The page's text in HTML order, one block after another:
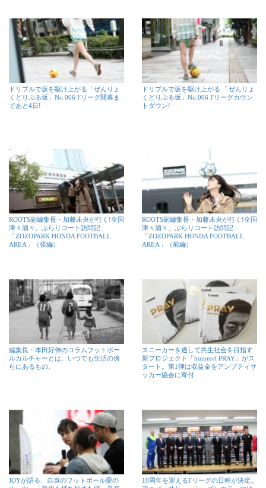
ドリブルで坂を駆け上がる「ぜんりょ
くどりぶる坂」No.006 Fリーグ開幕ま
であと4日!
ドリブルで坂を駆け上がる 「ぜんりょ
くどりぶる坂」No.006 Fリーグカウン
トダウン!
ROOTS副編集長・加藤未央が行く!全国
津々浦々、ぶらりコート訪問記
「ZOZOPARK HONDA FOOTBALL
AREA」（後編）
ROOTS副編集長・加藤未央が行く!全国
津々浦々、ぶらりコート訪問記
「ZOZOPARK HONDA FOOTBALL
AREA」（前編）
編集長・本田好伸のコラムフットボー
ルカルチャーとは、いつでも生活の傍
らにあるもの。
スニーカーを通して共生社会を目指す
新プロジェクト「hummel PRAY」がス
タート。第1弾は収益金をアンプティサ
ッカー協会に寄付
JOYが語る、自身のフットボール愛の
10周年を迎えるFリーグの日程が決定。